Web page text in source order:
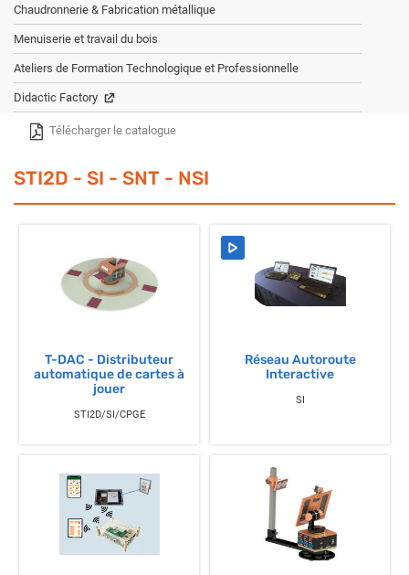
Chaudronnerie & Fabrication métallique
Menuiserie et travail du bois
Ateliers de Formation Technologique et Professionnelle
Didactic Factory
Télécharger le catalogue
STI2D - SI - SNT - NSI
T-DAC - Distributeur
automatique de cartes à
jouer
STI2D/SI/CPGE
Réseau Autoroute
Interactive
SI